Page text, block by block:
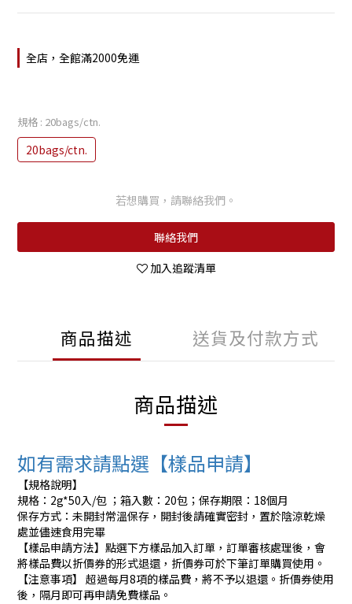
全店，全館滿2000免運
規格 : 20bags/ctn.
20bags/ctn.
若想購買，請聯絡我們。
聯絡我們
加入追蹤清單
商品描述 送貨及付款方式
商品描述
如有需求請點選【樣品申請】
【規格說明】
規格：2g*50入/包 ；箱入數：20包；保存期限：18個月
保存方式：未開封常溫保存，開封後請確實密封，置於陰涼乾燥
處並儘速食用完畢
【樣品申請方法】點選下方樣品加入訂單，訂單審核處理後，會
將樣品費以折價券的形式退還，折價券可於下筆訂單購買使用。
【注意事項】 超過每月8項的樣品費，將不予以退還。折價券使用
後，隔月即可再申請免費樣品。